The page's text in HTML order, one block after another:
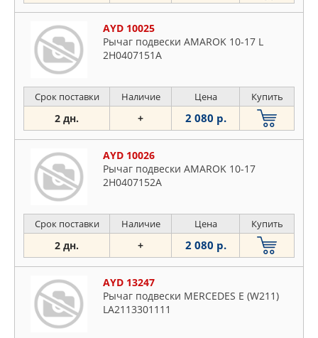
AYD 10025
Рычаг подвески AMAROK 10-17 L
2H0407151A
Срок поставки Наличие Цена Купить
2 дн. + 2 080 р.
AYD 10026
Рычаг подвески AMAROK 10-17
2H0407152A
Срок поставки Наличие Цена Купить
2 дн. + 2 080 р.
AYD 13247
Рычаг подвески MERCEDES E (W211)
LA2113301111